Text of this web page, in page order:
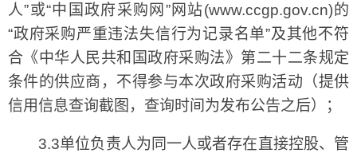
人”或“中国政府采购网”网站(www.ccgp.gov.cn)的
“政府采购严重违法失信行为记录名单”及其他不符
合《中华人民共和国政府采购法》第二十二条规定
条件的供应商，不得参与本次政府采购活动（提供
信用信息查询截图，查询时间为发布公告之后）；
3.3单位负责人为同一人或者存在直接控股、管